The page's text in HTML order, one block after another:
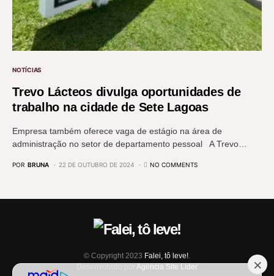
NOTÍCIAS
Trevo Lácteos divulga oportunidades de
trabalho na cidade de Sete Lagoas
Empresa também oferece vaga de estágio na área de
administração no setor de departamento pessoal A Trevo…
POR BRUNA 22 DE OUTUBRO DE 2024 NO COMMENTS
© Copyright 2023 Falei, tô leve!
Desenvolvido porAgência Site Líder